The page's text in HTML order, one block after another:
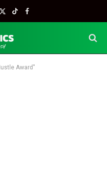
X
TikTokFacebook
Award"